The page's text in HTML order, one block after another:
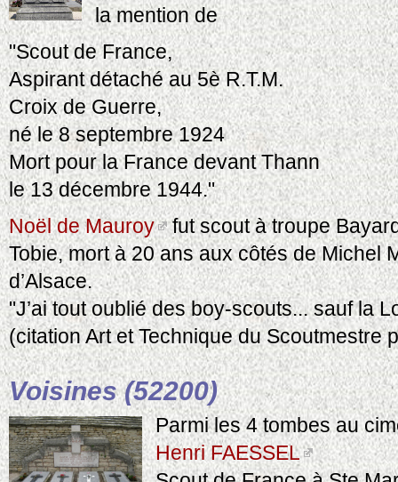
la mention de
"Scout de France,
Aspirant détaché au 5è R.T.M.
Croix de Guerre,
né le 8 septembre 1924
Mort pour la France devant Thann
le 13 décembre 1944."
Noël de Mauroy fut scout à troupe
Tobie, mort à 20 ans aux côtés de Michel
d’Alsace.
"J’ai tout oublié des boy-scouts... sauf la
(citation Art et Technique du Scoutmestre
Voisines (52200)
Parmi les 4 tombes au
Henri FAESSEL